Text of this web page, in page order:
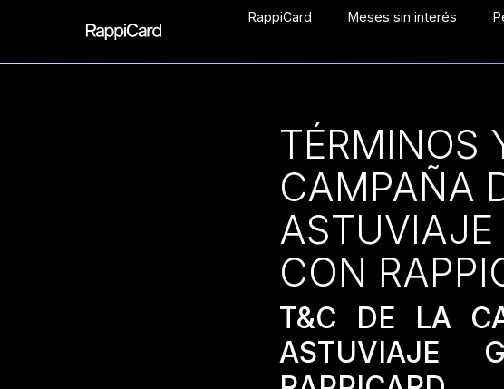
RappiCard Meses sin interés
TÉRMINOS
CAMPAÑA
ASTUVIAJE
CON
T&C DE LA
ASTUVIAJE